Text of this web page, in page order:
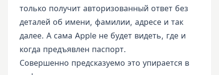
только получит авторизованный ответ без
деталей об имени, фамилии, адресе и так
далее. А сама Apple не будет видеть, где и
когда предъявлен паспорт.
Совершенно предсказуемо это упирается в